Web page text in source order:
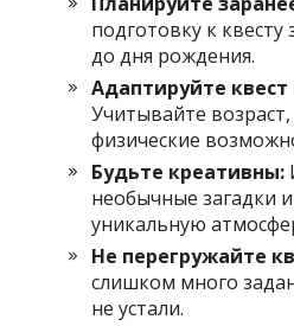
подготовку к квесту
до дня рождения.
Адаптируйте
Учитывайте
физические
Будьте креативны:
необычные загадки
уникальную
Не перегружайте
слишком много
не устали.